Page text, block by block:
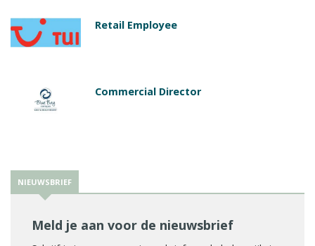
Retail Employee
Commercial Director
NIEUWSBRIEF
Meld je aan voor de nieuwsbrief